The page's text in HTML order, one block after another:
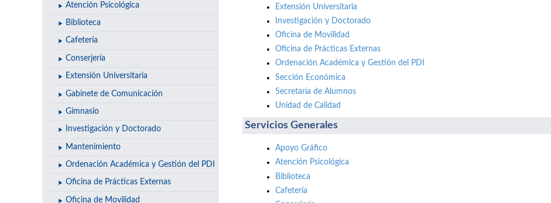
Atención Psicológica
Biblioteca
Cafetería
Conserjería
Extensión Universitaria
Gabinete de Comunicación
Gimnasio
Investigación y Doctorado
Mantenimiento
Ordenación Académica y Gestión del PDI
Oficina de Prácticas Externas
Oficina de Movilidad
Extensión Universitaria
Investigación y Doctorado
Oficina de Movilidad
Oficina de Prácticas Externas
Ordenación Académica y Gestión del PDI
Sección Económica
Secretaría de Alumnos
Unidad de Calidad
Servicios Generales
Apoyo Gráfico
Atención Psicológica
Biblioteca
Cafetería